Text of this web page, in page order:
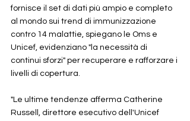
fornisce il set di dati più ampio e completo
al mondo sui trend di immunizzazione
contro 14 malattie, spiegano le Oms e
Unicef, evidenziano "la necessità di
continui sforzi" per recuperare e rafforzare i
livelli di copertura.
"Le ultime tendenze afferma Catherine
Russell, direttore esecutivo dell'Unicef